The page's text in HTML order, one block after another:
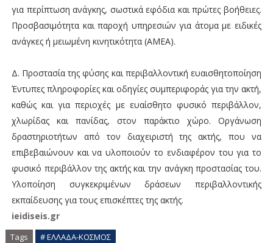
για περίπτωση ανάγκης, σωστικά εφόδια και πρώτες βοήθειες.
Προσβασιμότητα και παροχή υπηρεσιών για άτομα με ειδικές
ανάγκες ή μειωμένη κινητικότητα (ΑΜΕΑ).
Δ. Προστασία της φύσης και περιβαλλοντική ευαισθητοποίηση
Έντυπες πληροφορίες και οδηγίες συμπεριφοράς για την ακτή,
καθώς και για περιοχές με ευαίσθητο φυσικό περιβάλλον,
χλωρίδας και πανίδας, στον παράκτιο χώρο. Οργάνωση
δραστηριοτήτων από τον διαχειριστή της ακτής, που να
επιβεβαιώνουν και να υλοποιούν το ενδιαφέρον του για το
φυσικό περιβάλλον της ακτής και την ανάγκη προστασίας του.
Υλοποίηση συγκεκριμένων δράσεων περιβαλλοντικής
εκπαίδευσης για τους επισκέπτες της ακτής.
ieidiseis.gr
Tags # ΕΛΛΑΔΑ-ΚΟΣΜΟΣ